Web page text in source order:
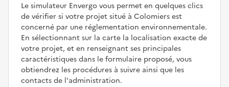
Le simulateur Envergo vous permet en quelques clics
de vérifier si votre projet situé à Colomiers est
concerné par une réglementation environnementale.
En sélectionnant sur la carte la localisation exacte de
votre projet, et en renseignant ses principales
caractéristiques dans le formulaire proposé, vous
obtiendrez les procédures à suivre ainsi que les
contacts de l'administration.